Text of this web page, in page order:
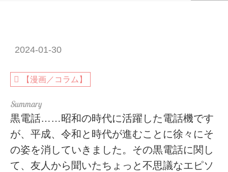
2024-01-30
【漫画／コラム】
黒電話……昭和の時代に活躍した電話機です
が、平成、令和と時代が進むことに徐々にそ
の姿を消していきました。その黒電話に関し
て、友人から聞いたちょっと不思議なエピソ